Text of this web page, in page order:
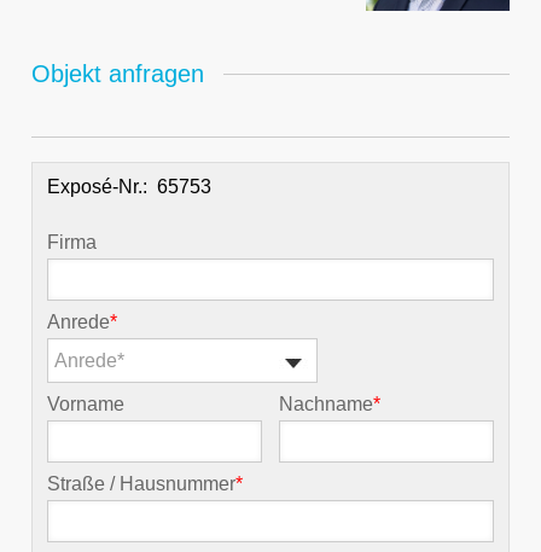
Objekt anfragen
Exposé-Nr.:
Firma
Anrede*
Anrede*
Vorname Nachname*
Straße / Hausnummer*